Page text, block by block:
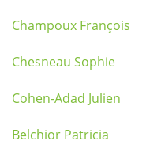
Champoux François
Chesneau Sophie
Cohen-Adad Julien
Belchior Patricia